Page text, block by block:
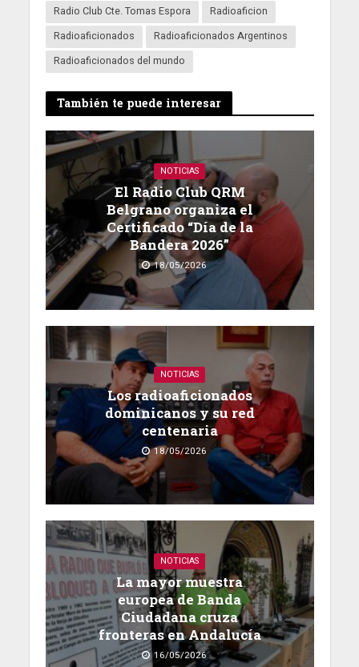
Radio Club Cte. Tomas Espora
Radioaficion
Radioaficionados
Radioaficionados Argentinos
Radioaficionados del mundo
También te puede interesar
NOTICIAS
El Radio Club QRM
Belgrano organiza el
Certificado “Día de la
Bandera 2026”
18/05/2026
NOTICIAS
Los radioaficionados
dominicanos y su red
centenaria
18/05/2026
NOTICIAS
La mayor muestra
europea de Banda
Ciudadana cruza
fronteras en Andalucía
16/05/2026